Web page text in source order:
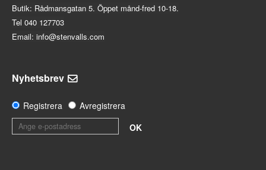
Butik: Rådmansgatan 5. Öppet månd-fred 10-18.
Tel 040 127703
Email: info@stenvalls.com
Nyhetsbrev
Registrera
Avregistrera
OK